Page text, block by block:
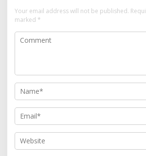
Your email address will not be published.
marked *